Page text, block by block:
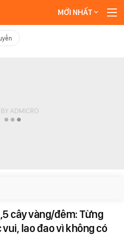
MỚI NHẤT
cây vàng/đêm: Từng
lao đao vì không có